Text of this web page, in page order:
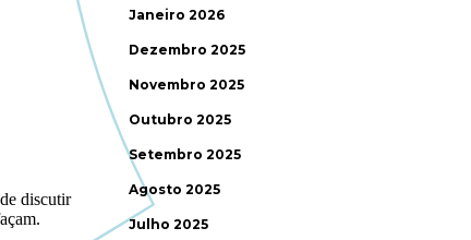
Janeiro 2026
Dezembro 2025
Novembro 2025
Outubro 2025
Setembro 2025
Agosto 2025
Julho 2025